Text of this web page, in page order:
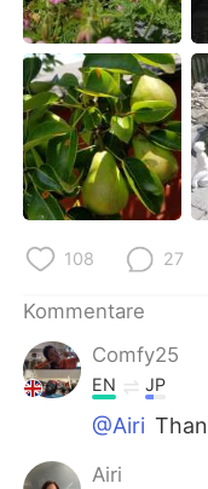
108 27
Kommentare
Comfy25
EN JP
@Airi
Airi